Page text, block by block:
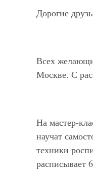
Дорогие
Всех
Москве. С
На мастер-
научат
техники
расписывает